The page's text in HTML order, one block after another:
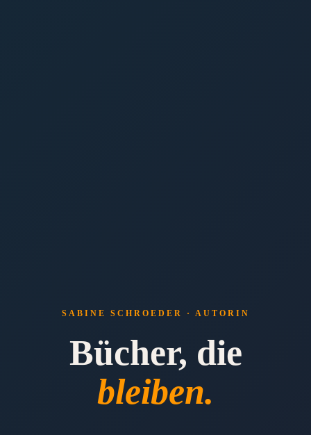
SABINE SCHROEDER · AUTORIN
Bücher, die
bleiben.